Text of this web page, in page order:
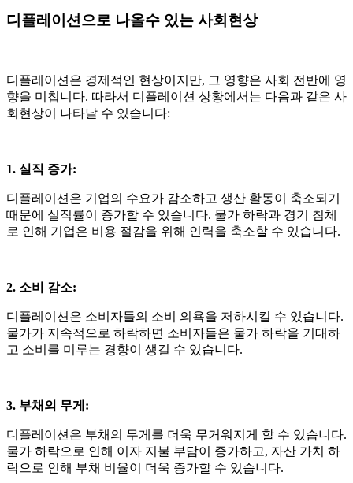
디플레이션으로 나올수 있는 사회현상
디플레이션은 경제적인 현상이지만, 그 영향은 사회 전반에 영
향을 미칩니다. 따라서 디플레이션 상황에서는 다음과 같은 사
회현상이 나타날 수 있습니다:
1. 실직 증가:
디플레이션은 기업의 수요가 감소하고 생산 활동이 축소되기
때문에 실직률이 증가할 수 있습니다. 물가 하락과 경기 침체
로 인해 기업은 비용 절감을 위해 인력을 축소할 수 있습니다.
2. 소비 감소:
디플레이션은 소비자들의 소비 의욕을 저하시킬 수 있습니다.
물가가 지속적으로 하락하면 소비자들은 물가 하락을 기대하
고 소비를 미루는 경향이 생길 수 있습니다.
3. 부채의 무게 :
디플레이션은 부채의 무게를 더욱 무거워지게 할 수 있습니다.
물가 하락으로 인해 이자 지불 부담이 증가하고, 자산 가치 하
락으로 인해 부채 비율이 더욱 증가할 수 있습니다.